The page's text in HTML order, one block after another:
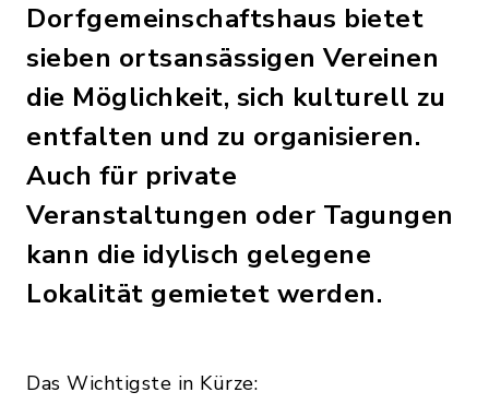
Dorfgemeinschaftshaus bietet
sieben ortsansässigen Vereinen
die Möglichkeit, sich kulturell zu
entfalten und zu organisieren.
Auch für private
Veranstaltungen oder Tagungen
kann die idylisch gelegene
Lokalität gemietet werden.
Das Wichtigste in Kürze: